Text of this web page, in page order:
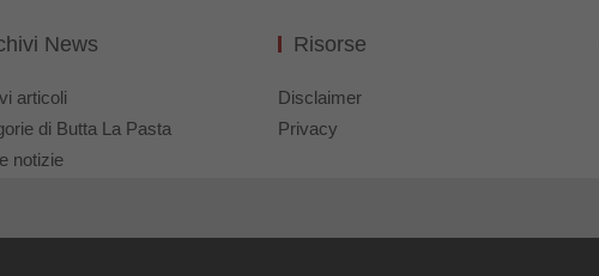
News
articoli
di Butta La Pasta
notizie
Risorse
Disclaimer
Privacy